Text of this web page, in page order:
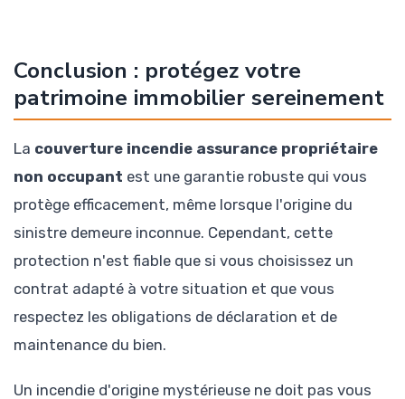
Conclusion : protégez votre
patrimoine immobilier sereinement
La couverture incendie assurance propriétaire
non occupant est une garantie robuste qui vous
protège efficacement, même lorsque l'origine du
sinistre demeure inconnue. Cependant, cette
protection n'est fiable que si vous choisissez un
contrat adapté à votre situation et que vous
respectez les obligations de déclaration et de
maintenance du bien.
Un incendie d'origine mystérieuse ne doit pas vous